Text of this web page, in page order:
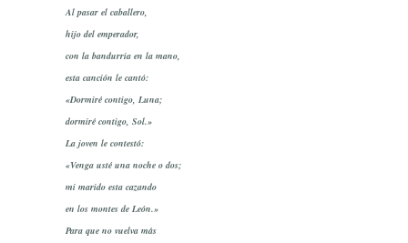
Al pasar el caballero,
hijo del emperador,
con la bandurria en la mano,
esta canción le cantó:
«Dormiré contigo, Luna;
dormiré contigo, Sol.»
La joven le contestó:
«Venga usté una noche o dos;
mi marido esta cazando
en los montes de León.»
Para que no vuelva más